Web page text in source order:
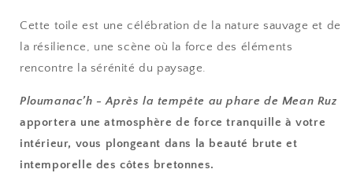
Cette toile est une célébration de la nature sauvage et de
la résilience, une scène où la force des éléments
rencontre la sérénité du paysage.
Ploumanac’h - Après la tempête au phare de Mean Ruz
apportera une atmosphère de force tranquille à votre
intérieur, vous plongeant dans la beauté brute et
intemporelle des côtes bretonnes.